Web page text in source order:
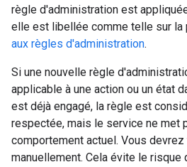
règle d'administration est
elle est libellée comme telle sur la
aux règles d'administration.
Si une nouvelle règle
applicable à une action ou un état
est déjà engagé, la règle est
respectée, mais le service ne met
comportement actuel. Vous
manuellement. Cela évite le risque